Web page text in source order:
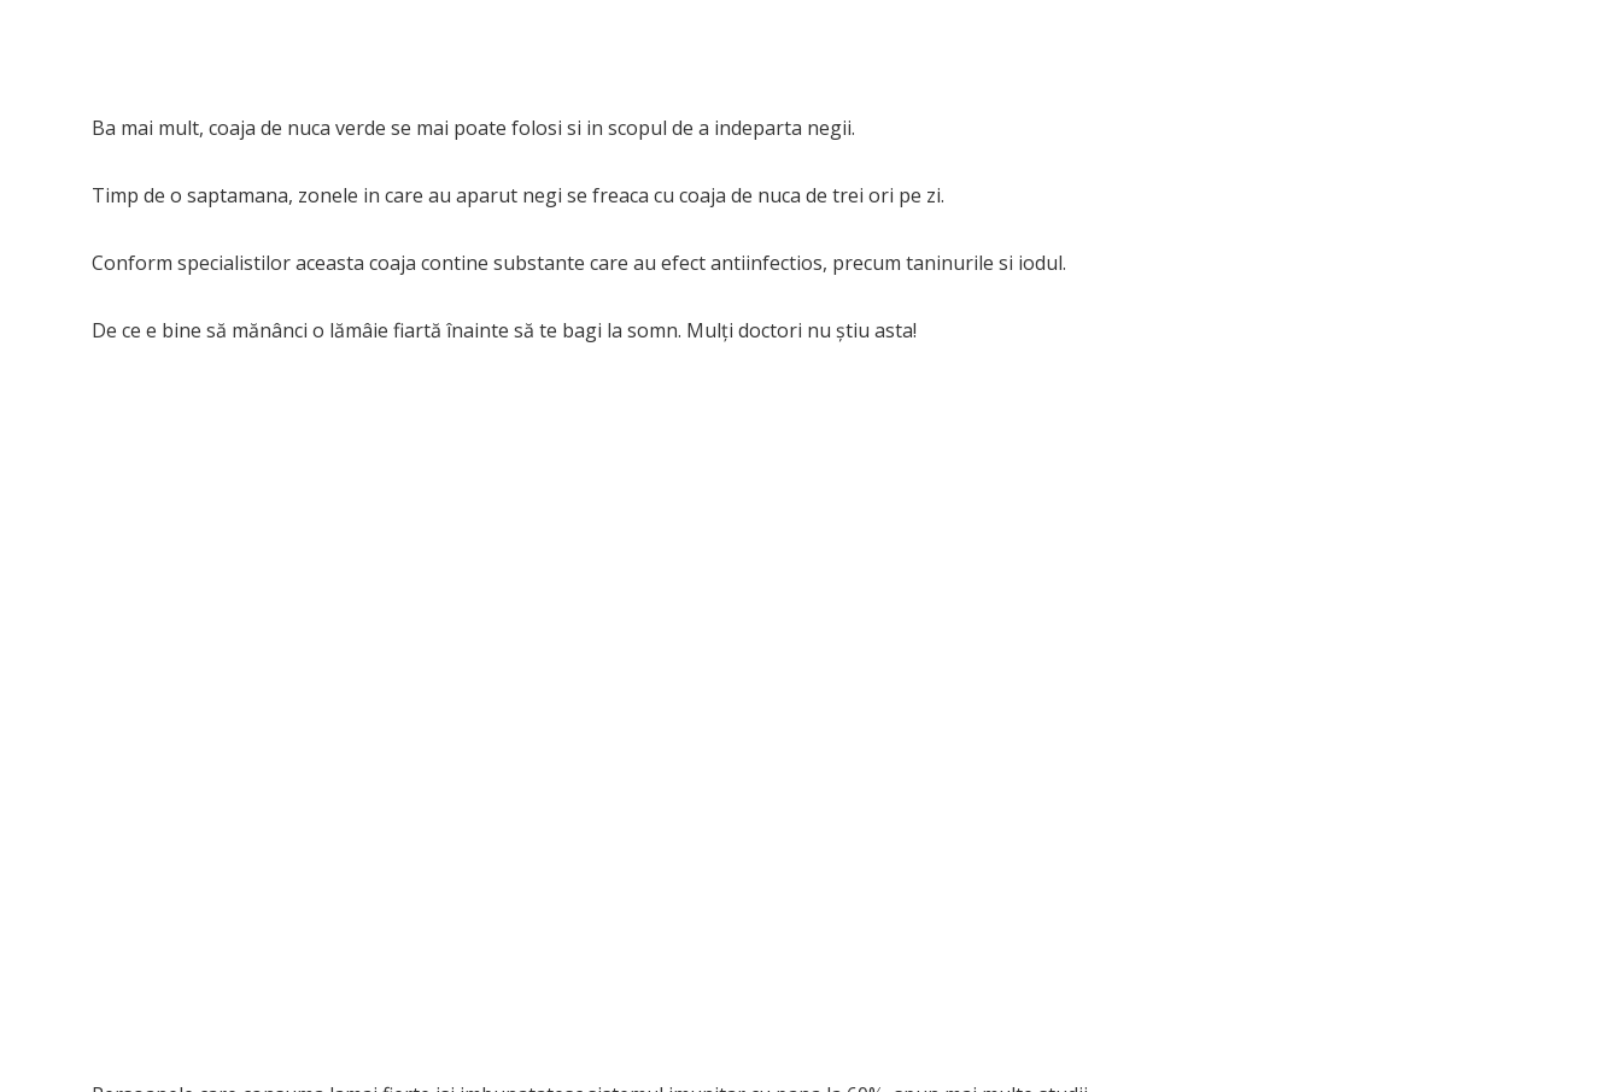
Ba mai mult, coaja de nuca verde se mai poate folosi si in scopul de a indeparta negii.
Timp de o saptamana, zonele in care au aparut negi se freaca cu coaja de nuca de trei ori pe zi.
Conform specialistilor aceasta coaja contine substante care au efect antiinfectios, precum taninurile si iodul.
De ce e bine să mănânci o lămâie fiartă înainte să te bagi la somn. Mulți doctori nu știu asta!